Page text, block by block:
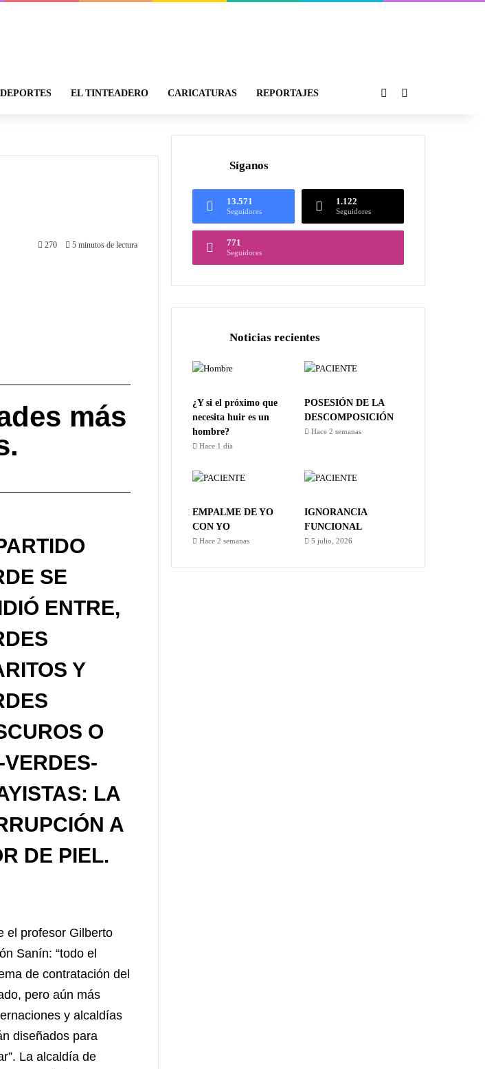
DEPORTES EL TINTEADERO CARICATURAS REPORTAJES
270 5 minutos de lectura
más
SE
ENTRE,
Y
O
VERDES-
LA
A
DE PIEL.
el profesor Gilberto
Sanín: “todo el
de contratación del
pero aún más
y alcaldías
diseñados para
La alcaldía de
Síganos
13.571
Seguidores
1.122
Seguidores
771
Seguidores
Noticias recientes
¿Y si el próximo que
necesita huir es un
hombre?
Hace 1 día
POSESIÓN DE LA
DESCOMPOSICIÓN
Hace 2 semanas
EMPALME DE YO
CON YO
Hace 2 semanas
IGNORANCIA
FUNCIONAL
5 julio, 2026